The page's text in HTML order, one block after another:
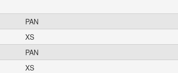
PAN
XS
PAN
XS